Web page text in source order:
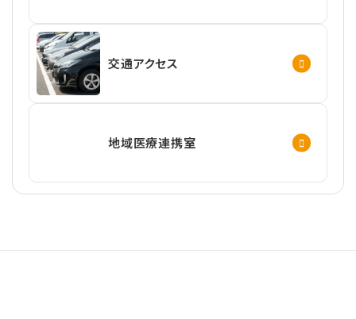
交通アクセス
地域医療連携室